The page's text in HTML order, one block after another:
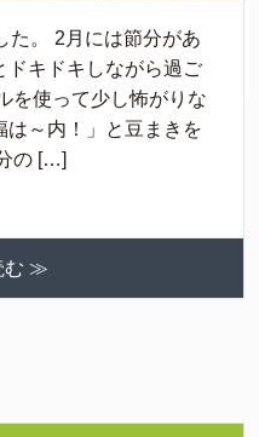
た。 2月には節分があ
ドキドキしながら過ご
を使って少し怖がりな
は～内！」と豆まきを
の […]
む ≫